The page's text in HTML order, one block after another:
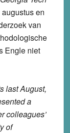
en
van
Engle niet
last August,
a
colleagues’
of